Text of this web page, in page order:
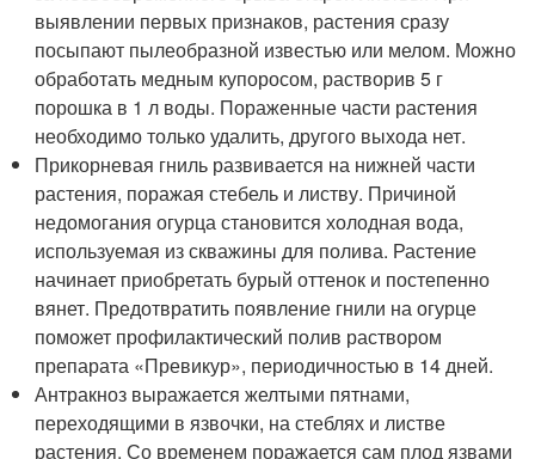
выявлении первых признаков, растения сразу
посыпают пылеобразной известью или мелом. Можно
обработать медным купоросом, растворив 5 г
порошка в 1 л воды. Пораженные части растения
необходимо только удалить, другого выхода нет.
Прикорневая гниль развивается на нижней части
растения, поражая стебель и листву. Причиной
недомогания огурца становится холодная вода,
используемая из скважины для полива. Растение
начинает приобретать бурый оттенок и постепенно
вянет. Предотвратить появление гнили на огурце
поможет профилактический полив раствором
препарата «Превикур», периодичностью в 14 дней.
Антракноз выражается желтыми пятнами,
переходящими в язвочки, на стеблях и листве
растения. Со временем поражается сам плод язвами